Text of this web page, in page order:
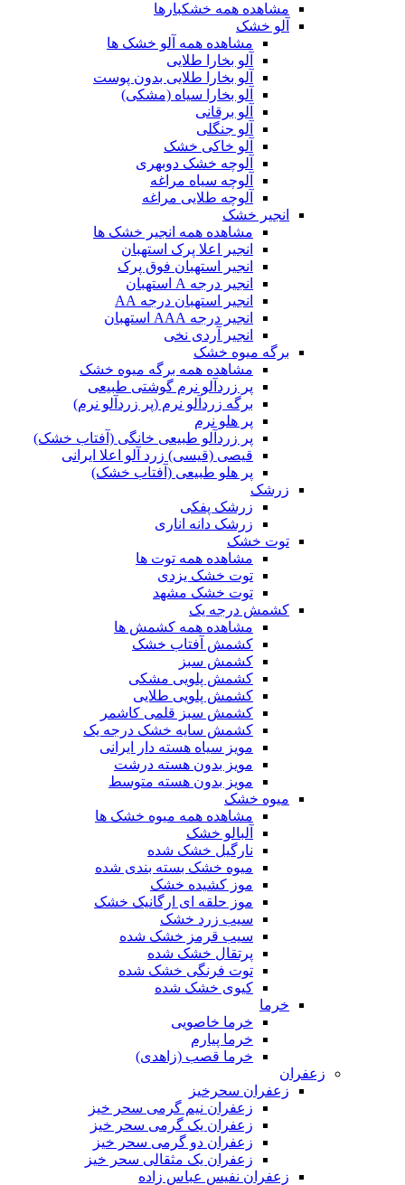
مشاهده همه خشکبارها
آلو خشک
مشاهده همه آلو خشک ها
آلو بخارا طلایی
آلو بخارا طلایی بدون پوست
آلو بخارا سیاه (مشکی)
آلو برقانی
آلو جنگلی
آلو خاکی خشک
آلوچه خشک دوبهری
آلوچه سیاه مراغه
آلوچه طلایی مراغه
انجیر خشک
مشاهده همه انجیر خشک ها
انجیر اعلا پرک استهبان
انجیر استهبان فوق پرک
انجیر درجه A استهبان
انجیر استهبان درجه AA
انجیر درجه AAA استهبان
انجیر آردی نخی
برگه میوه خشک
مشاهده همه برگه میوه خشک
پر زردآلو نرم گوشتی طبیعی
برگه زردآلو نرم (پر زردآلو نرم)
پر هلو نرم
پر زردآلو طبیعی خانگی (آفتاب خشک)
قیصی (قیسی) زرد آلو اعلا ایرانی
پر هلو طبیعی (آفتاب خشک)
زرشک
زرشک پفکی
زرشک دانه اناری
توت خشک
مشاهده همه توت ها
توت خشک یزدی
توت خشک مشهد
کشمش درجه یک
مشاهده همه کشمش ها
کشمش آفتاب خشک
کشمش سبز
کشمش پلویی مشکی
کشمش پلویی طلایی
کشمش سبز قلمی کاشمر
کشمش سایه خشک درجه یک
مویز سیاه هسته دار ایرانی
مویز بدون هسته درشت
مویز بدون هسته متوسط
میوه خشک
مشاهده همه میوه خشک ها
آلبالو خشک
نارگیل خشک شده
میوه خشک بسته بندی شده
موز کشیده خشک
موز حلقه ای ارگانیک خشک
سیب زرد خشک
سیب قرمز خشک شده
پرتقال خشک شده
توت فرنگی خشک شده
کیوی خشک شده
خرما
خرما خاصویی
خرما پیارم
خرما قصب (زاهدی)
زعفران
زعفران سحرخیز
زعفران نیم گرمی سحر خیز
زعفران یک گرمی سحر خیز
زعفران دو گرمی سحر خیز
زعفران یک مثقالی سحر خیز
زعفران نفیس عباس زاده